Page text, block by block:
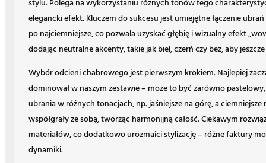
stylu. Polega na wykorzystaniu różnych tonów tego
elegancki efekt. Kluczem do sukcesu jest umiejętne łączenie
po najciemniejsze, co pozwala uzyskać głębię i wizualny efekt
dodając neutralne akcenty, takie jak biel, czerń czy beż, aby
Wybór odcieni chabrowego jest pierwszym krokiem. Najlepiej
dominował w naszym zestawie – może to być zarówno
ubrania w różnych tonacjach, np. jaśniejsze na górę, a
współgrały ze sobą, tworząc harmonijną całość. Ciekawym
materiałów, co dodatkowo urozmaici stylizację – różne faktury
dynamiki.